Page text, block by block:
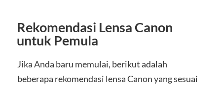
Rekomendasi Lensa Canon
untuk Pemula
Jika Anda baru memulai, berikut adalah
beberapa rekomendasi lensa Canon yang sesuai